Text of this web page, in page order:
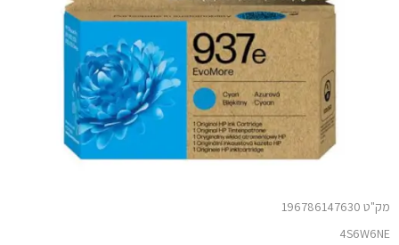
מק"ט 196786147630
4S6W6NE